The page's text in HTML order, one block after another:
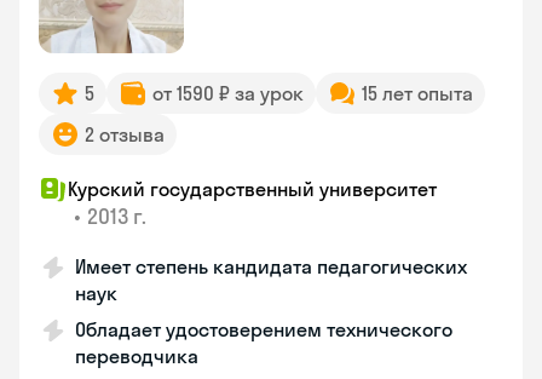
5 от 1590 ₽ за урок
15 лет опыта
2 отзыва
Курский государственный университет
• 2013 г.
Имеет степень кандидата педагогических
наук
Обладает удостоверением технического
переводчика